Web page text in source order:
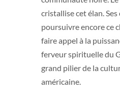
cristallise cet élan.
poursuivre encore ce
faire appel à la
ferveur spirituelle du
grand pilier de la
américaine.